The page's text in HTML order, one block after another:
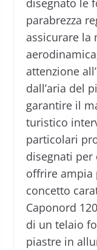
parabrezza
assicurare la
attenzione
dall’aria del
garantire il
turistico
particolari
disegnati per
offrire ampia
concetto
Caponord
di un telaio
piastre in